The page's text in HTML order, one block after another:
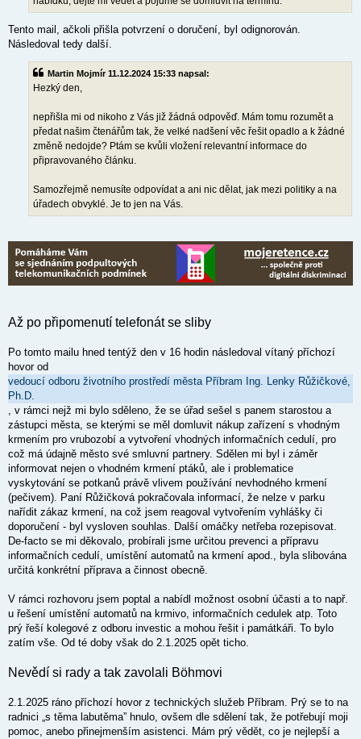
Tento mail, ačkoli přišla potvrzení o doručení, byl odignorován.
Následoval tedy další.
Martin Mojmír 11.12.2024 15:33 napsal:
Hezký den,
nepřišla mi od nikoho z Vás již žádná odpověď. Mám tomu rozumět a
předat našim čtenářům tak, že velké nadšení věc řešit opadlo a k žádné
změně nedojde? Ptám se kvůli vložení relevantní informace do
připravovaného článku.
Samozřejmě nemusíte odpovídat a ani nic dělat, jak mezi politiky a na
úřadech obvyklé. Je to jen na Vás.
Až po připomenutí telefonát se sliby
Po tomto mailu hned tentýž den v 16 hodin následoval vítaný příchozí
hovor od
vedoucí odboru životního prostředí města Příbram Ing. Lenky Růžičkové,
Ph.D.
, v rámci nejž mi bylo sděleno, že se úřad sešel s panem starostou a
zástupci města, se kterými se měl domluvit nákup zařízení s vhodným
krmením pro vrubozobí a vytvoření vhodných informačních cedulí, pro
což má údajně město své smluvní partnery. Sdělen mi byl i záměr
informovat nejen o vhodném krmení ptáků, ale i problematice
vyskytování se potkanů právě vlivem používání nevhodného krmení
(pečivem). Paní Růžičková pokračovala informací, že nelze v parku
nařídit zákaz krmení, na což jsem reagoval vytvořením vyhlášky či
doporučení - byl vysloven souhlas. Další omáčky netřeba rozepisovat.
De-facto se mi děkovalo, probírali jsme určitou prevenci a přípravu
informačních cedulí, umístění automatů na krmení apod., byla slibována
určitá konkrétní příprava a činnost obecně.
V rámci rozhovoru jsem poptal a nabídl možnost osobní účasti a to např.
u řešení umístění automatů na krmivo, informačních cedulek atp. Toto
prý řeší kolegové z odboru investic a mohou řešit i památkáři. To bylo
zatím vše. Od té doby však do 2.1.2025 opět ticho.
Nevědí si rady a tak zavolali Böhmovi
2.1.2025 ráno příchozí hovor z technických služeb Příbram. Prý se to na
radnici „s těma labutěma” hnulo, ovšem dle sdělení tak, že potřebují moji
pomoc, anebo přinejmenším asistenci. Mám prý vědět, co je nejlepší a